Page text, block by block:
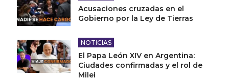
Acusaciones cruzadas en el
Gobierno por la Ley de Tierras
NOTICIAS
El Papa León XIV en Argentina:
Ciudades confirmadas y el rol de
Milei